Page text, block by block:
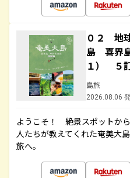
０２ 地
島 喜界
１） ５
島旅
2026.08.06
ようこそ！ 絶景スポットか
人たちが教えてくれた奄美大
旅へ。